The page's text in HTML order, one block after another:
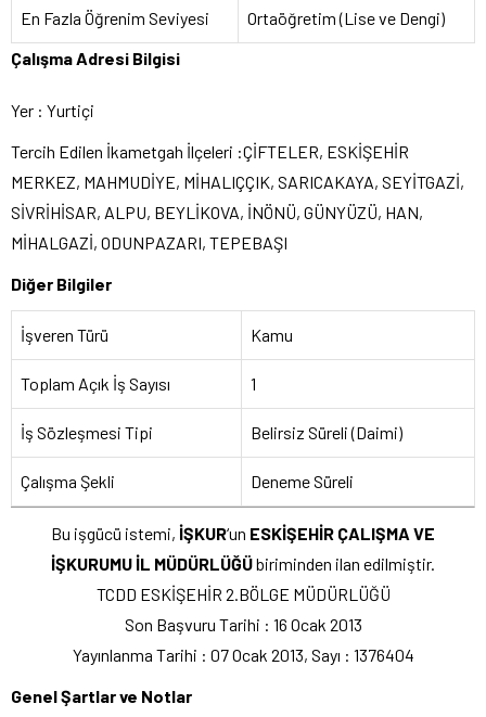
En Fazla Öğrenim Seviyesi
Ortaöğretim (Lise ve Dengi)
Çalışma Adresi Bilgisi
Yer : Yurtiçi
Tercih Edilen İkametgah İlçeleri :ÇİFTELER, ESKİŞEHİR
MERKEZ, MAHMUDİYE, MİHALIÇÇIK, SARICAKAYA, SEYİTGAZİ,
SİVRİHİSAR, ALPU, BEYLİKOVA, İNÖNÜ, GÜNYÜZÜ, HAN,
MİHALGAZİ, ODUNPAZARI, TEPEBAŞI
Diğer Bilgiler
İşveren Türü Kamu
Toplam Açık İş Sayısı 1
İş Sözleşmesi Tipi Belirsiz Süreli (Daimi)
Çalışma Şekli Deneme Süreli
Bu işgücü istemi, İŞKUR‘un ESKİŞEHİR ÇALIŞMA VE
İŞKURUMU İL MÜDÜRLÜĞÜbiriminden ilan edilmiştir.
TCDD ESKİŞEHİR 2.BÖLGE MÜDÜRLÜĞÜ
Son Başvuru Tarihi : 16 Ocak 2013
Yayınlanma Tarihi : 07 Ocak 2013, Sayı : 1376404
Genel Şartlar ve Notlar